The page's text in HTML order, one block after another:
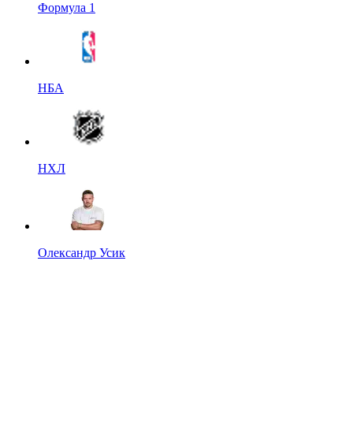
Формула 1
НБА
НХЛ
Олександр Усик